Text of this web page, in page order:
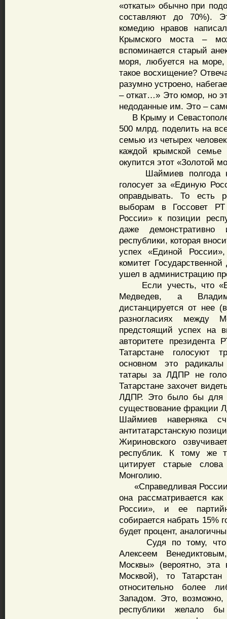
«откаты» обычно при
составляют до 70%).
комедию нравов
Крымского моста –
вспоминается старый
моря, любуется на
такое восхищение?
разумно устроено,
– откат…» Это юмор, но
недоданные им. Это –
В Крыму и Севастополе
500 млрд. поделить на
семью из четырех
каждой крымской семье
окупится этот «Золотой
Шаймиев полгода
голосует за «Единую
оправдывать. То есть
выборам в Госсовет
России» к позиции
даже
республики, которая
успех «Единой
комитет
ушел в администрацию
Если учесть, что
Медведев, а
дистанцируется от нее
разногласиях
предстоящий успех на
авторитете
Татарстане голосуют
основном это радикалы
татары за ЛДПР не
Татарстане захочет
ЛДПР. Это было бы для
существование фракции
Шаймиев наверняка
антитатарстанскую
Жириновского
республик. К тому же
цитирует старые
Монголию.
«Справедливая
она рассматривается
России», и ее
собирается набрать 15%
будет процент,
Судя по тому, что
Алексеем
Москвы» (вероятно, эта
Москвой), то
относительно более
Западом. Это,
республики желало